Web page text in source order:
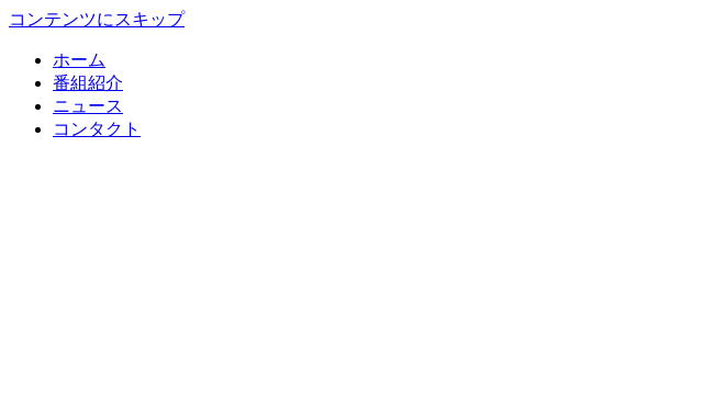
コンテンツにスキップ
ホーム
番組紹介
ニュース
コンタクト